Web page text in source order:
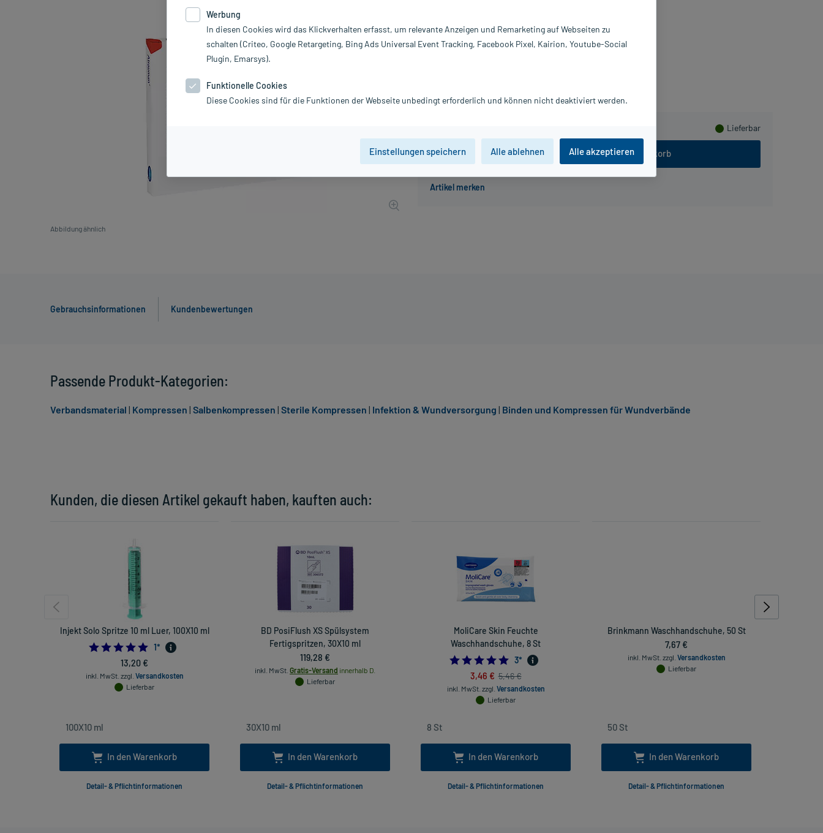
Abbildung ähnlich
inkl. MwSt. Gratis-Versand innerhalb D.
Lieferbar
In den Warenkorb
PZN:
04889826
Hersteller:
PAUL HARTMANN AG
Gebrauchsinformationen Kundenbewertungen
Kunden, die diesen Artikel gekauft haben, kauften auch:
Injekt Solo Spritze 10 ml Luer, 100X10 ml
5.0
1*
13,20 €
inkl. MwSt. zzgl. Versandkosten
Lieferbar
In den Warenkorb
Detail- & Pflichtinformationen
BD PosiFlush XS Spülsystem
Fertigspritzen, 30X10 ml
119,28 €
inkl. MwSt. Gratis-Versand innerhalb D.
Lieferbar
In den Warenkorb
Detail- & Pflichtinformationen
MoliCare Skin Feuchte
Waschhandschuhe, 8 St
5.0
3*
3,46 € 5,46 €
inkl. MwSt. zzgl. Versandkosten
Lieferbar
In den Warenkorb
Detail- & Pflichtinformationen
Brinkmann Waschhandschuhe, 50 St
7,67 €
inkl. MwSt. zzgl. Versandkosten
Lieferbar
In den Warenkorb
Detail- & Pflichtinformationen
Passende Produkt-Kategorien:
Verbandsmaterial | Kompressen | Salbenkompressen | Sterile Kompressen | Infektion & Wundversorgung | Binden und Kompressen für Wundverbände
Werbung
In diesen Cookies wird das Klickverhalten erfasst, um relevante Anzeigen und Remarketing auf Webseiten zu
schalten (Criteo, Google Retargeting, Bing Ads Universal Event Tracking, Facebook Pixel, Kairion, Youtube-Social
Plugin, Emarsys).
Funktionelle Cookies
Diese Cookies sind für die Funktionen der Webseite unbedingt erforderlich und können nicht deaktiviert werden.
Einstellungen speichern Alle ablehnen Alle akzeptieren